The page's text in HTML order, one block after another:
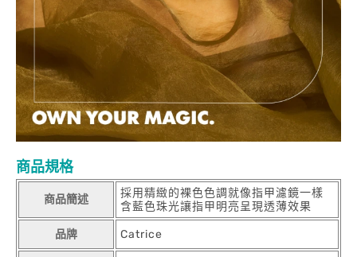
商品規格
商品簡述
採用精緻的裸色色調就像指甲濾鏡一樣
含藍色珠光讓指甲明亮呈現透薄效果
品牌 Catrice